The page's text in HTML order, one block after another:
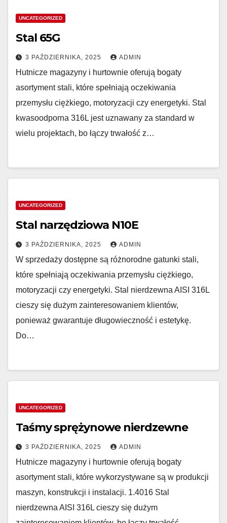
UNCATEGORIZED
Stal 65G
3 PAŹDZIERNIKA, 2025 ADMIN
Hutnicze magazyny i hurtownie oferują bogaty
asortyment stali, które spełniają oczekiwania
przemysłu ciężkiego, motoryzacji czy energetyki. Stal
kwasoodporna 316L jest uznawany za standard w
wielu projektach, bo łączy trwałość z…
UNCATEGORIZED
Stal narzędziowa N10E
3 PAŹDZIERNIKA, 2025 ADMIN
W sprzedaży dostępne są różnorodne gatunki stali,
które spełniają oczekiwania przemysłu ciężkiego,
motoryzacji czy energetyki. Stal nierdzewna AISI 316L
cieszy się dużym zainteresowaniem klientów,
ponieważ gwarantuje długowieczność i estetykę.
Do…
UNCATEGORIZED
Taśmy sprężynowe nierdzewne
3 PAŹDZIERNIKA, 2025 ADMIN
Hutnicze magazyny i hurtownie oferują bogaty
asortyment stali, które wykorzystywane są w produkcji
maszyn, konstrukcji i instalacji. 1.4016 Stal
nierdzewna AISI 316L cieszy się dużym